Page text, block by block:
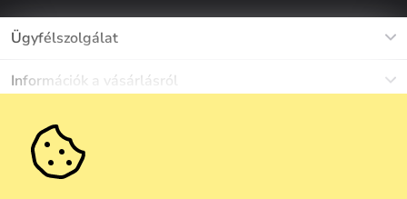
Ügyfélszolgálat
+36 1 808 9989
Információk a vásárlásról
Gyakori kérdések
Anyagok és karbantartás
Egyéb információk
Rólunk
Karrier
Ne maradj le semmiről!